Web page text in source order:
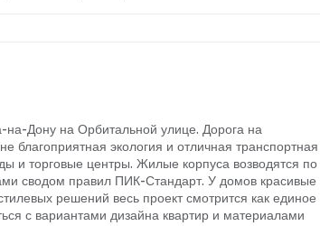
Дону на Орбитальной улице. Дорога на
благоприятная экология и отличная транспортная
и торговые центры. Жилые корпуса возводятся по
сводом правил ПИК-Стандарт. У домов красивые
решений весь проект смотрится как единое
с вариантами дизайна квартир и материалами